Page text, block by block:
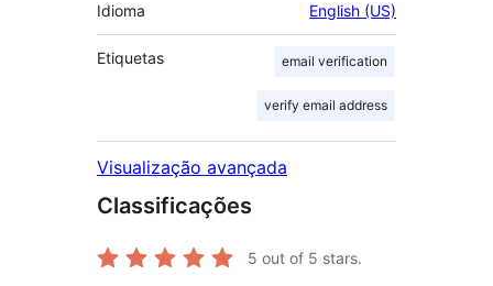
Idioma English (US)
Etiquetas email verification
verify email address
Visualização avançada
Classificações
5 out of 5 stars.